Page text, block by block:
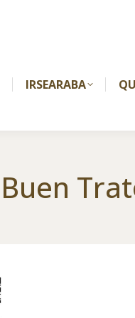
IRSEARABA
Buen